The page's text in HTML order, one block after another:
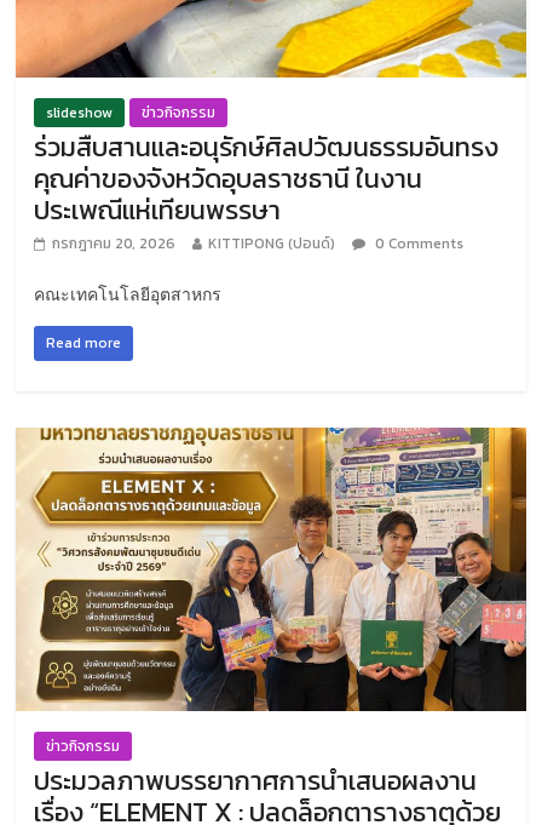
slideshow ข่าวกิจกรรม
ร่วมสืบสานและอนุรักษ์ศิลปวัฒนธรรมอันทรง
คุณค่าของจังหวัดอุบลราชธานี ในงาน
ประเพณีแห่เทียนพรรษา
กรกฎาคม 20, 2026 KITTIPONG (ปอนด์) 0 Comments
คณะเทคโนโลยีอุตสาหกร
Read more
ข่าวกิจกรรม
ประมวลภาพบรรยากาศการนำเสนอผลงาน
เรื่อง “ELEMENT X : ปลดล็อกตารางธาตุด้วย